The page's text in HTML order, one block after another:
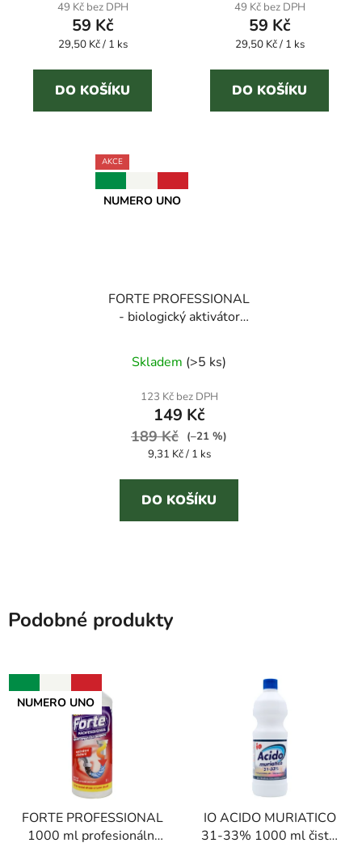
49 Kč bez DPH
59 Kč
Měrná
29,50 Kč / 1 ks
DO KOŠÍKU
49 Kč bez DPH
59 Kč
Měrná
29,50 Kč / 1 ks
DO KOŠÍKU
AKCE
NUMERO UNO
FORTE PROFESSIONAL
- biologický aktivátor
hodnocení
produktu
je
5,0
z
5
hvězdiček.
Skladem (>5 ks)
123 Kč bez DPH
149 Kč
189 Kč
(–21 %)
Měrná
9,31 Kč / 1 ks
DO KOŠÍKU
Podobné produkty
NUMERO UNO
FORTE PROFESSIONAL
1000 ml profesionální
IO ACIDO MURIATICO
31-33% 1000 ml čistič